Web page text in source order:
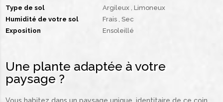
Type de sol Argileux Limoneux
Humidité de votre sol
Frais Sec
Exposition
Ensoleillé
Une plante adaptée à votre
paysage ?